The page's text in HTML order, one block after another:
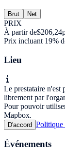
Brut Net
PRIX
À partir de$206,24
Prix incluant 19%
Lieu
Le prestataire n'est
librement par
Pour pouvoir
Mapbox.
D'accord Politique
Événements